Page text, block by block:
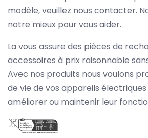
modèle, veuillez nous contacter.
notre mieux pour vous aider.
La vous assure des pièces de
accessoires à prix raisonnable
Avec nos produits nous voulons
de vie de vos appareils
améliorer ou maintenir leur